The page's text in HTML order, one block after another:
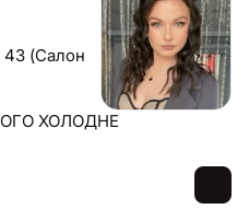
43 (Cалон
ХОЛОДНЕ